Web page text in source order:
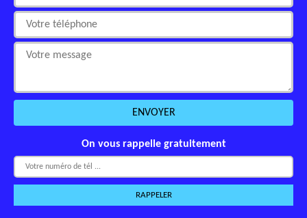
On vous rappelle gratuitement